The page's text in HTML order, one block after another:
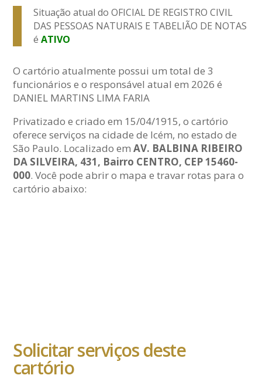
Situação atual do OFICIAL DE REGISTRO CIVIL
DAS PESSOAS NATURAIS E TABELIÃO DE NOTAS
éATIVO
O cartório atualmente possui um total de 3
funcionários e o responsável atual em 2026 é
DANIEL MARTINS LIMA FARIA
Privatizado e criado em 15/04/1915, o cartório
oferece serviços na cidade de Icém, no estado de
São Paulo. Localizado emAV. BALBINA RIBEIRO
DA SILVEIRA, 431, Bairro CENTRO, CEP 15460-
000. Você pode abrir o mapa e travar rotas para o
cartório abaixo:
Solicitar serviços deste
cartório